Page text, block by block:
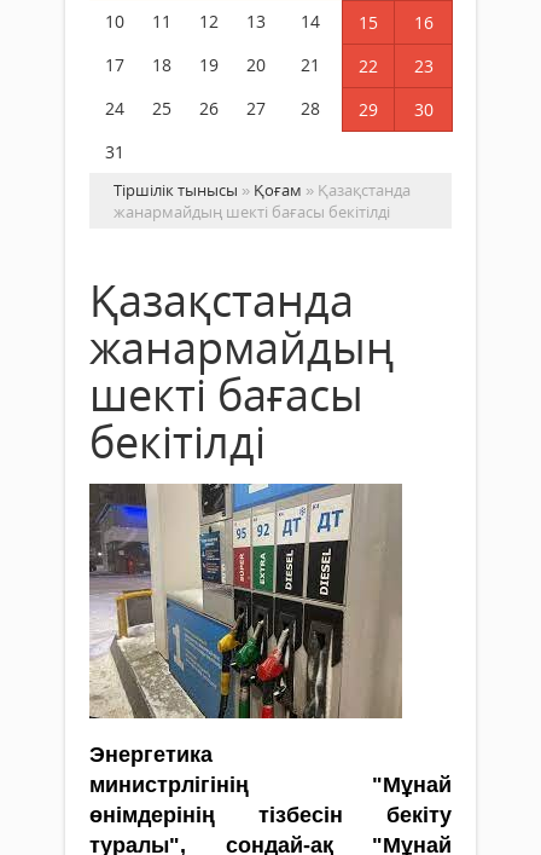
10
11 12 13 14 15
16
17
18 19 20 21 22
23
24
25 26 27 28 29
30
31
Тіршілік тынысы » Қоғам » Қазақстанда
жанармайдың шекті бағасы бекітілді
Қазақстанда
жанармайдың
шекті бағасы
бекітілді
Энергетика
министрлігінің "Мұнай
өнімдерінің тізбесін бекіту
туралы", сондай-ақ "Мұнай